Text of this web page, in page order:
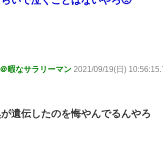
暇なサラリーマン 2021/09/19(日)
遺伝したのを悔やんでるんやろ